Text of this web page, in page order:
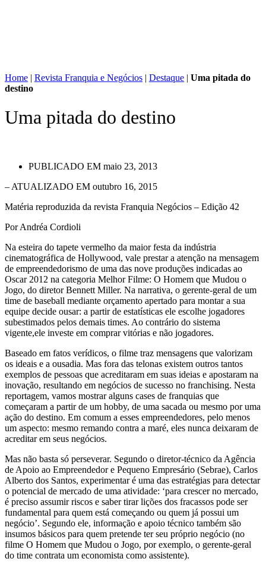
Home | Revista Franquia e Negócios | Destaque | Uma pitada do
destino
Uma pitada do destino
PUBLICADO EM maio 23, 2013
– ATUALIZADO EM outubro 16, 2015
Matéria reproduzida da revista Franquia Negócios – Edição 42
Por Andréa Cordioli
Na esteira do tapete vermelho da maior festa da indústria
cinematográfica de Hollywood, vale prestar a atenção na mensagem
de empreendedorismo de uma das nove produções indicadas ao
Oscar 2012 na categoria Melhor Filme: O Homem que Mudou o
Jogo, do diretor Bennett Miller. Na narrativa, o gerente-geral de um
time de baseball mediante orçamento apertado para montar a sua
equipe decide ousar: a partir de estatísticas ele escolhe jogadores
subestimados pelos demais times. Ao contrário do sistema
vigente,ele investe em comprar vitórias e não jogadores.
Baseado em fatos verídicos, o filme traz mensagens que valorizam
os ideais e a ousadia. Mas fora das telonas existem outros tantos
exemplos de pessoas que acreditaram em suas ideias e apostaram na
inovação, resultando em negócios de sucesso no franchising. Nesta
reportagem, vamos mostrar alguns cases de franquias que
começaram a partir de um hobby, de uma sacada ou mesmo por uma
ação do destino. Em comum a esses empreendedores, pelo menos
um aspecto: mesmo remando contra a maré, eles nunca deixaram de
acreditar em seus negócios.
Mas não basta só perseverar. Segundo o diretor-técnico da Agência
de Apoio ao Empreendedor e Pequeno Empresário (Sebrae), Carlos
Alberto dos Santos, experimentar é uma das estratégias para detectar
o potencial de mercado de uma atividade: ‘para crescer no mercado,
é preciso assumir riscos e saber tirar lições dos fracassos pode ser
fundamental para quem está começando ou quem já possui um
negócio’. Segundo ele, informação e apoio técnico também são
insumos básicos para quem pretende ter seu próprio negócio (no
filme O Homem que Mudou o Jogo, por exemplo, o gerente-geral
do time contrata um economista como assistente).